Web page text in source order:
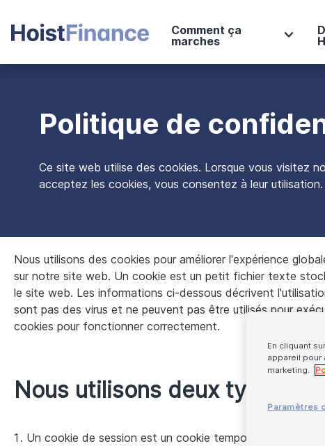
Comment ça
marches
Politique de
Ce site web utilise des cookies. Lorsque vous visitez
acceptez les cookies, vous consentez à leur utilisation.
Nous utilisons des cookies pour améliorer l'expérience
sur notre site web. Un cookie est un petit fichier texte
le site web. Les informations ci-dessous décrivent
sont pas des virus et ne peuvent pas être utilisés pour
cookies pour fonctionner correctement.
Nous utilisons deux types
Un cookie de session est un cookie temporaire qui est
En cliquant
appareil pour
marketing.
Paramètres